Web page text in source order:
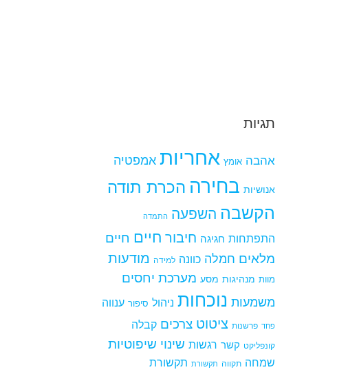
תגיות
אהבה אומץ אחריות אמפטיה
אנושיות בחירה הכרת תודה
הקשבה השפעה התמדה
התפתחות חגיגה חיבור חיים חיים
מלאים חמלה כוונה למידה מודעות
מוות מנהיגות מסע מערכת יחסים
משמעות נוכחות ניהול סיפור ענווה
פחד פרשנות ציטוט צרכים קבלה
קונפליקט קשר רגשות שינוי שיפוטיות
שמחה תקווה תקשורת תקשורת